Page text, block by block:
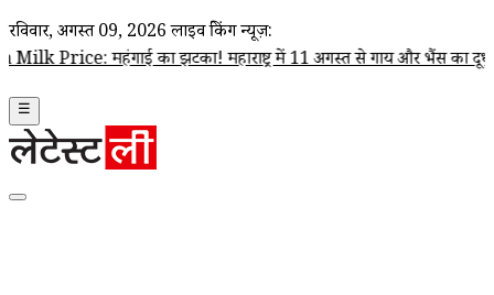
रविवार, अगस्त 09, 2026 लाइव ब्रेकिंग न्यूज़:
का झटका! महाराष्ट्र में 11 अगस्त से गाय और भैंस का दूध ₹2 प्रति लीटर
☰